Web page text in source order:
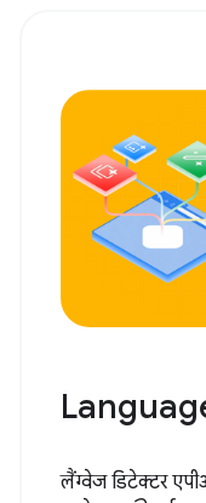
लैंग्वेज डिटेक्टर